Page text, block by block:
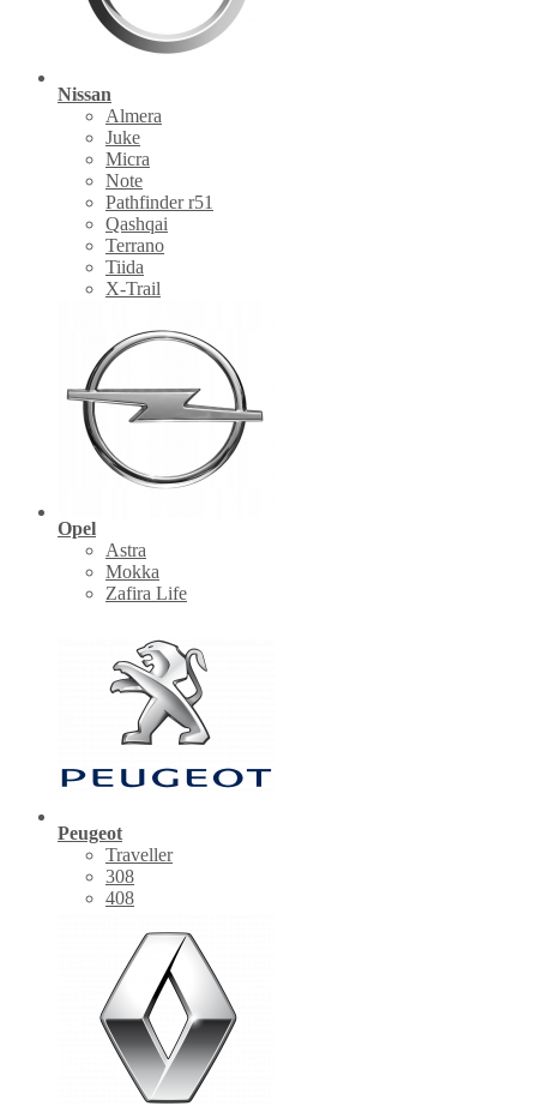
Nissan
Almera
Juke
Micra
Note
Pathfinder r51
Qashqai
Terrano
Tiida
X-Trail
Opel
Astra
Mokka
Zafira Life
Peugeot
Traveller
308
408